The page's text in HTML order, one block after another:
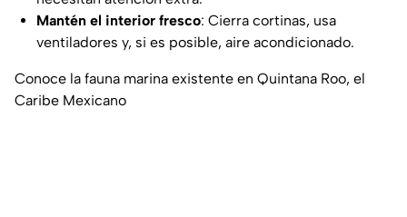
Mantén el interior fresco: Cierra cortinas, usa
ventiladores y, si es posible, aire acondicionado.
Conoce la fauna marina existente en Quintana Roo, el
Caribe Mexicano